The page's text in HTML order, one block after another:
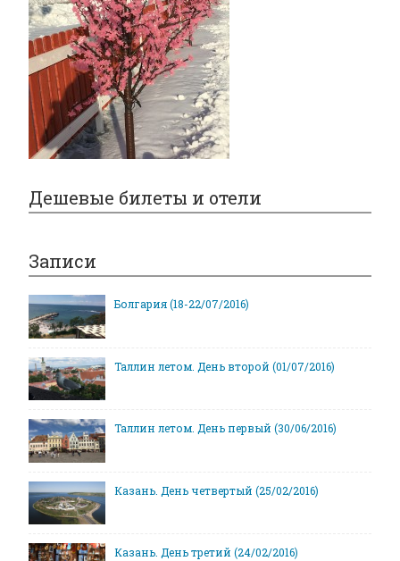
Дешевые билеты и отели
Записи
Болгария (18-22/07/2016)
Таллин летом. День второй (01/07/2016)
Таллин летом. День первый (30/06/2016)
Казань. День четвертый (25/02/2016)
Казань. День третий (24/02/2016)